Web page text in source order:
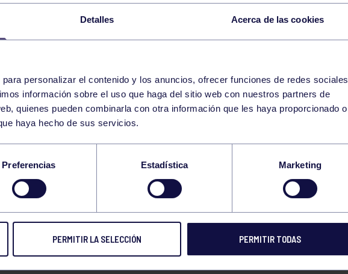
Detalles Acerca de las cookies
personalizar el contenido y los anuncios, ofrecer funciones de redes sociales
información sobre el uso que haga del sitio web con nuestros partners de
quienes pueden combinarla con otra información que les haya proporcionado o
haya hecho de sus servicios.
Preferencias Estadística Marketing
PERMITIR LA SELECCIÓN PERMITIR TODAS
ARCO
PARA EL GRUPO EN LA 1ª POSTA